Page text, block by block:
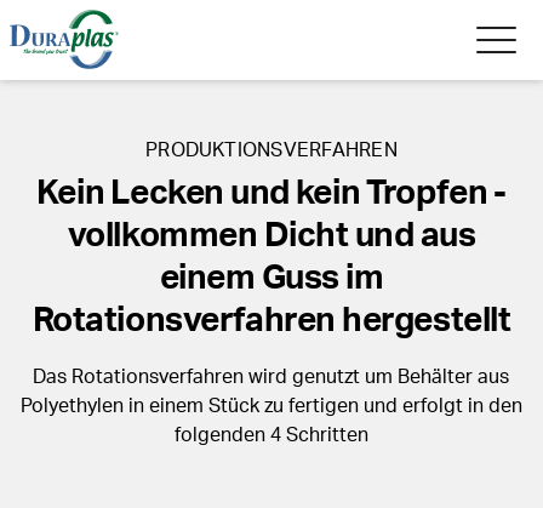
PRODUKTIONSVERFAHREN
Kein Lecken und kein Tropfen -
vollkommen Dicht und aus
einem Guss im
Rotationsverfahren hergestellt
Das Rotationsverfahren wird genutzt um Behälter aus
Polyethylen in einem Stück zu fertigen und erfolgt in den
folgenden 4 Schritten